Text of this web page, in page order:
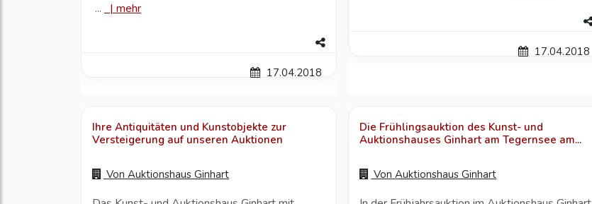
...
| mehr
17.04.2018
17.04.2018
Ihre Antiquitäten und Kunstobjekte zur
Versteigerung auf unseren Auktionen
Von Auktionshaus Ginhart
Die Frühlingsauktion des Kunst- und
Auktionshauses Ginhart am Tegernsee am...
VonAuktionshaus Ginhart